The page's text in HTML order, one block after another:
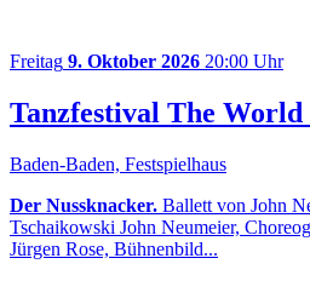
Freitag 9. Oktober 2026 20:00 Uhr
Tanzfestival The
Baden-Baden, Festspielhaus
Der Nussknacker. Ballett von John
Tschaikowski John Neumeier,
Jürgen Rose, Bühnenbild...